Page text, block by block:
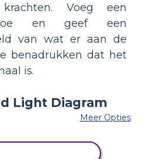
Voeg een
toe en geef een
van wat er aan de
benadrukken dat het
is.
Meer Opties